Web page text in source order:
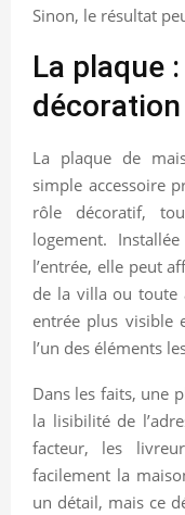
Sinon, le résultat
La plaque
La plaque de
simple accessoire
rôle décoratif,
logement.
l’entrée, elle peut
de la villa ou toute
entrée plus visible
l’un des éléments
Dans les faits, une
la lisibilité de
facteur, les
facilement la
un détail, mais ce